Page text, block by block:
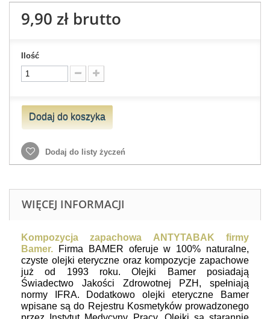
9,90 zł brutto
Ilość
Dodaj do koszyka
Dodaj do listy życzeń
WIĘCEJ INFORMACJI
Kompozycja zapachowa ANTYTABAK firmy
Bamer.
Firma BAMER oferuje w 100% naturalne,
czyste olejki eteryczne oraz kompozycje zapachowe
już od 1993 roku.Olejki Bamer posiadają
Świadectwo Jakości Zdrowotnej PZH, spełniają
normy IFRA. Dodatkowo olejki eteryczne Bamer
wpisane są do Rejestru Kosmetyków prowadzonego